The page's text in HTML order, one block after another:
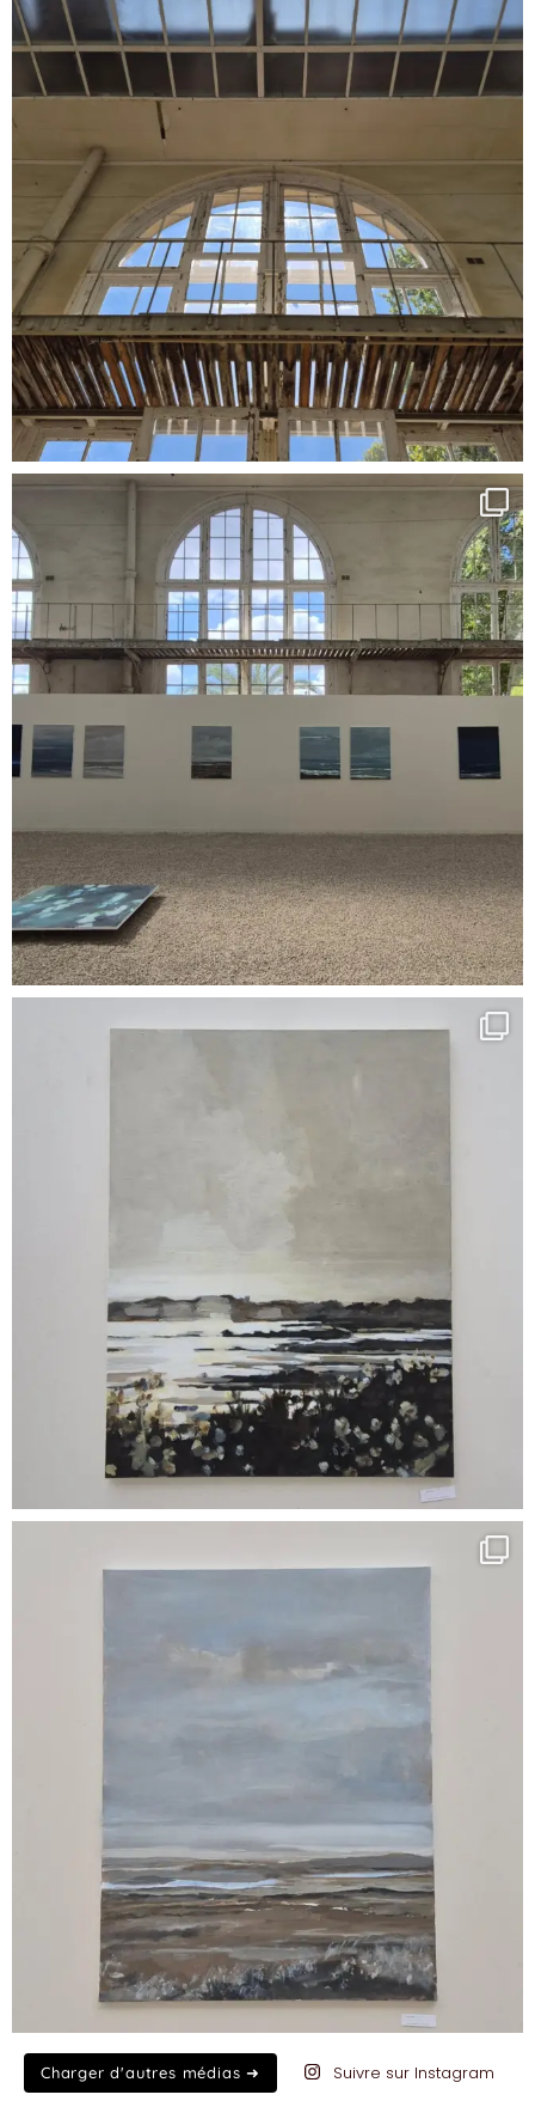
Charger d'autres médias ➜ Suivre sur Instagram